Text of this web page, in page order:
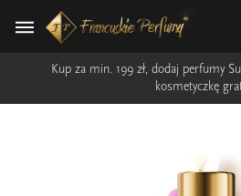
Kup za min. 199 zł, dodaj perfumy
kosmetyczkę